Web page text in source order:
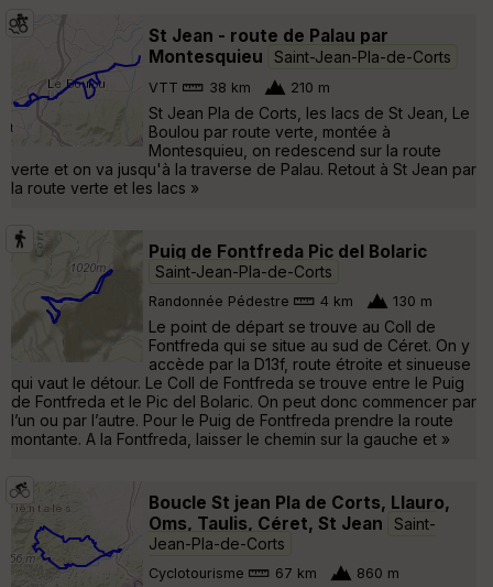
St Jean - route de Palau par
Montesquieu
Saint-Jean-Pla-de-Corts
VTT 38 km 210 m
St Jean Pla de Corts, les lacs de St Jean, Le
Boulou par route verte, montée à
Montesquieu, on redescend sur la route
verte et on va jusqu'à la traverse de Palau. Retout à St Jean par
la route verte et les lacs »
Puig de Fontfreda Pic del Bolaric
Saint-Jean-Pla-de-Corts
Randonnée Pédestre 4 km 130 m
Le point de départ se trouve au Coll de
Fontfreda qui se situe au sud de Céret. On y
accède par la D13f, route étroite et sinueuse
qui vaut le détour. Le Coll de Fontfreda se trouve entre le Puig
de Fontfreda et le Pic del Bolaric. On peut donc commencer par
l’un ou par l’autre. Pour le Puig de Fontfreda prendre la route
montante. A la Fontfreda, laisser le chemin sur la gauche et »
Boucle St jean Pla de Corts, Llauro,
Oms, Taulis, Céret, St Jean
Saint-
Jean-Pla-de-Corts
Cyclotourisme 67 km 860 m